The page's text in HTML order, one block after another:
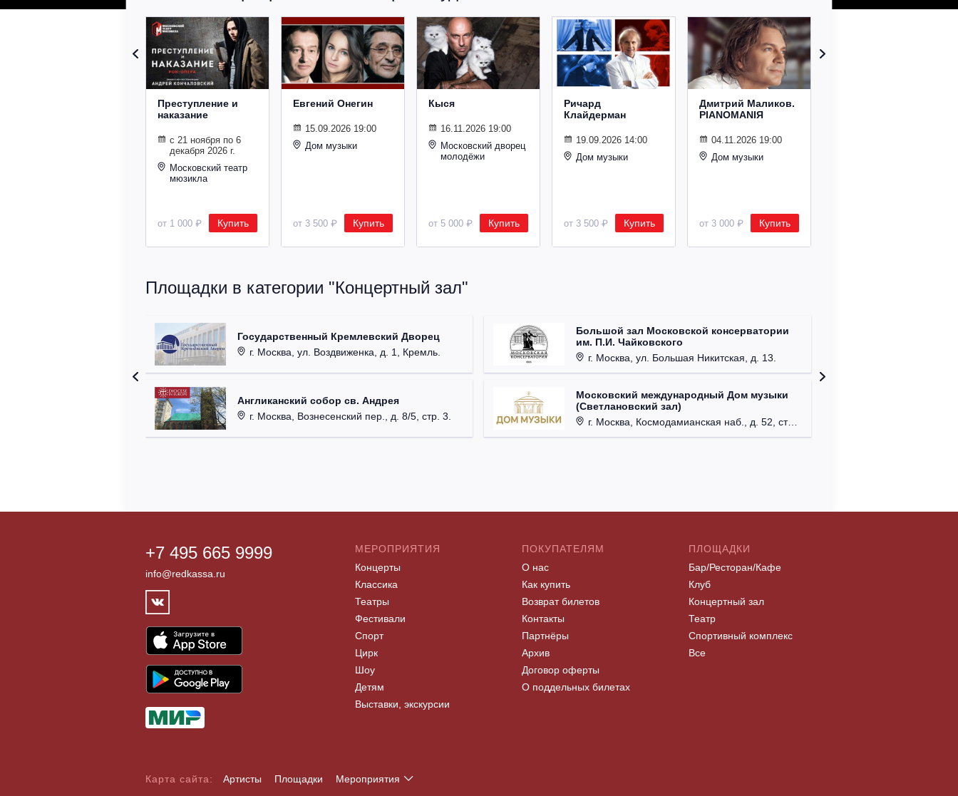
Преступление и
наказание
с 21 ноября по 6
декабря 2026 г.
Московский театр
мюзикла
от 1 000 ₽ Купить
Евгений Онегин
15.09.2026 19:00
Дом музыки
от 3 500 ₽ Купить
Кыся
16.11.2026 19:00
Московский дворец
молодёжи
от 5 000 ₽ Купить
Ричард
Клайдерман
19.09.2026 14:00
Дом музыки
от 3 500 ₽ Купить
Дмитрий Маликов.
PIANOMANIЯ
04.11.2026 19:00
Дом музыки
от 3 000 ₽ Купить
Площадки в категории "Концертный зал"
Государственный Кремлевский Дворец
г. Москва, ул. Воздвиженка, д. 1, Кремль.
Англиканский собор св. Андрея
г. Москва, Вознесенский пер., д. 8/5, стр. 3.
Большой зал Московской консерватории
им. П.И. Чайковского
г. Москва, ул. Большая Никитская, д. 13.
Московский международный Дом музыки
(Светлановский зал)
г. Москва, Космодамианская наб., д. 52, стр. 8.
+7 495 665 9999
info@redkassa.ru
МЕРОПРИЯТИЯ
Концерты
Классика
Театры
Фестивали
Спорт
Цирк
Шоу
Детям
Выставки, экскурсии
ПОКУПАТЕЛЯМ
О нас
Как купить
Возврат билетов
Контакты
Партнёры
Архив
Договор оферты
О поддельных билетах
ПЛОЩАДКИ
Бар/Ресторан/Кафе
Клуб
Концертный зал
Театр
Спортивный комплекс
Все
Карта сайта: Артисты Площадки
Мероприятия